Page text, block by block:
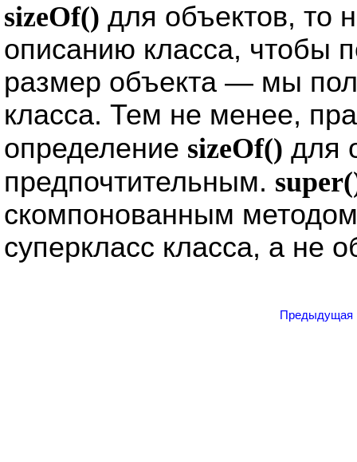
sizeOf() для объектов, то
описанию класса, чтобы
размер объекта — мы
класса. Тем не менее,
определение sizeOf() для
предпочтительным.
скомпонованным
суперкласс класса, а не
Предыдущая